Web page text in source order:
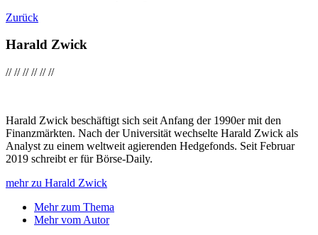
Zurück
Harald Zwick
////////////
Harald Zwick beschäftigt sich seit Anfang der 1990er mit den
Finanzmärkten. Nach der Universität wechselte Harald Zwick als
Analyst zu einem weltweit agierenden Hedgefonds. Seit Februar
2019 schreibt er für Börse-Daily.
mehr zu Harald Zwick
Mehr zum Thema
Mehr vom Autor